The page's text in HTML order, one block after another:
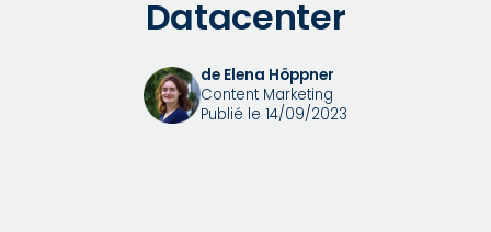
Datacenter
de Elena Höppner
Content Marketing
Publié le 14/09/2023